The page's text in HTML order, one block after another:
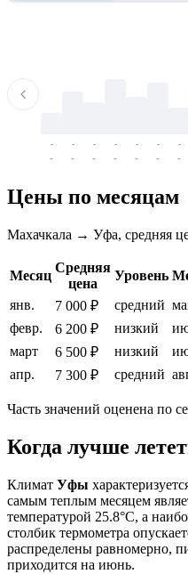
-
-
-
-
-
-
-
-
-
-
-
-
-
-
Цены по месяцам
Махачкала → Уфа, средняя
Месяц
Средняя
цена
Уровень
янв.
7 000 ₽ средний
февр.
6 200 ₽ низкий
март
6 500 ₽ низкий
апр.
7 300 ₽ средний
Часть значений оценена по
Когда лучше
Климат Уфы
самым теплым месяцем
температурой 25.8°C, а
столбик термометра
распределены равномерно,
приходится на июнь.